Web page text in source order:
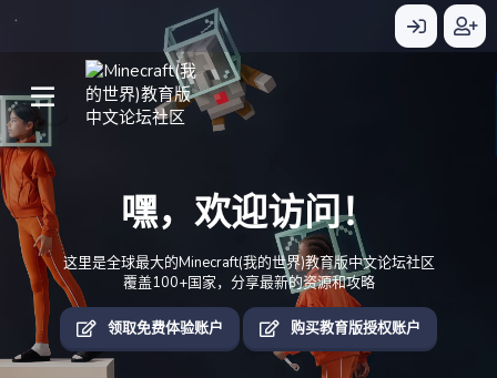
嘿，欢迎访问！
这里是全球最大的Minecraft(我的世界)教育版中文论坛社区
覆盖100+国家，分享最新的资源和攻略
领取免费体验账户 购买教育版授权账户